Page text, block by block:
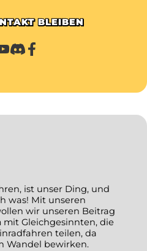
BLEIBEN
ist unser Ding, und
was! Mit unseren
wir unseren Beitrag
Gleichgesinnten, die
teilen, da
Wandel bewirken.